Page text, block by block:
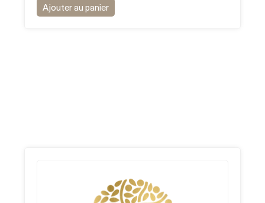
Ajouter au panier